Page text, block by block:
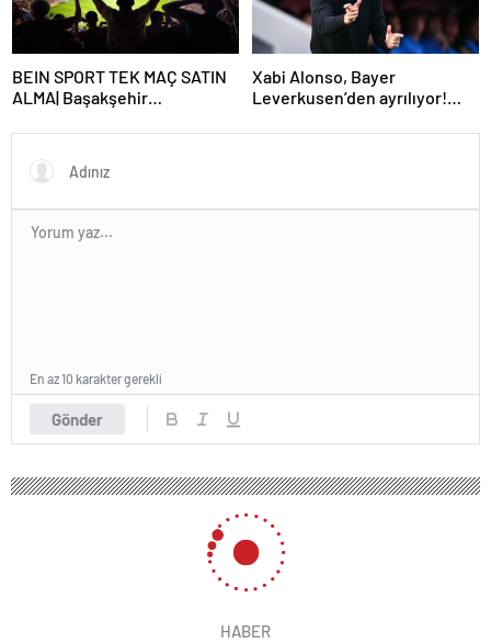
BEIN SPORT TEK MAÇ SATIN
ALMA| Başakşehir
tek maç satın alma nasıl
yapılır?
Xabi Alonso, Bayer
Leverkusen’den ayrılıyor!
Gönder
En az 10 karakter gerekli
HABER